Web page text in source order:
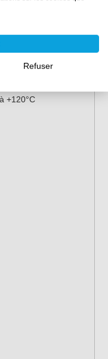
par couche
+120°C
Refuser